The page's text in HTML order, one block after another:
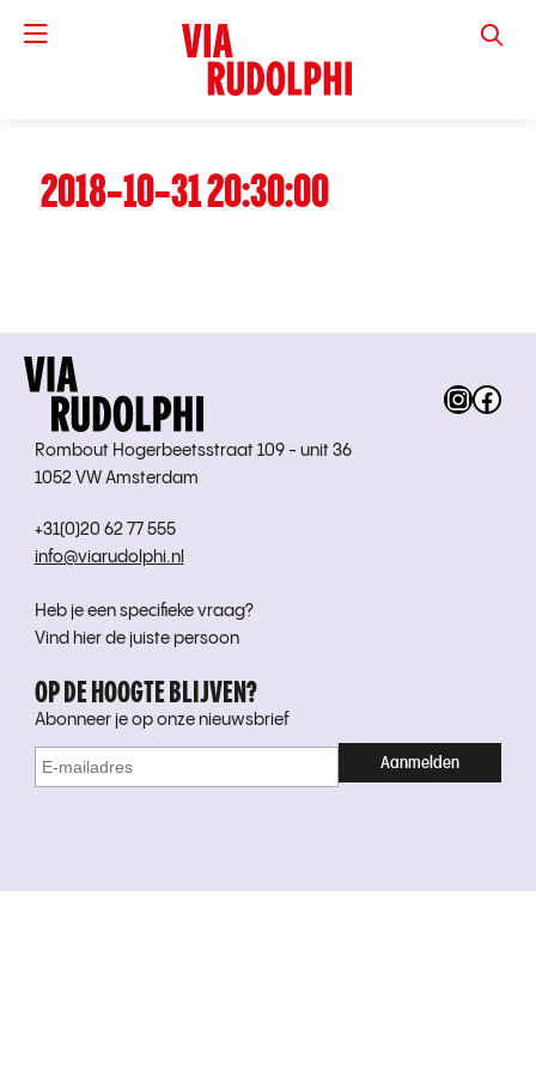
VIA
2018-10-31 20:30:00
Rombout Hogerbeetsstraat 109 - unit 36
1052 VW Amsterdam
+31(0)20 62 77 555
info@viarudolphi.nl
Heb je een specifieke vraag?
Vind hier de juiste persoon
OP DE HOOGTE BLIJVEN?
Abonneer je op onze nieuwsbrief